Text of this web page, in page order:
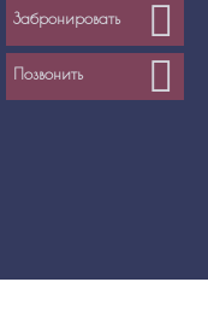
Забронировать
Позвонить